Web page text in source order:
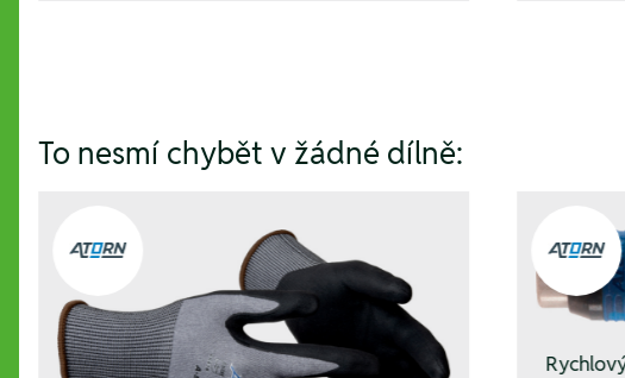
To nesmí chybět v žádné dílně: